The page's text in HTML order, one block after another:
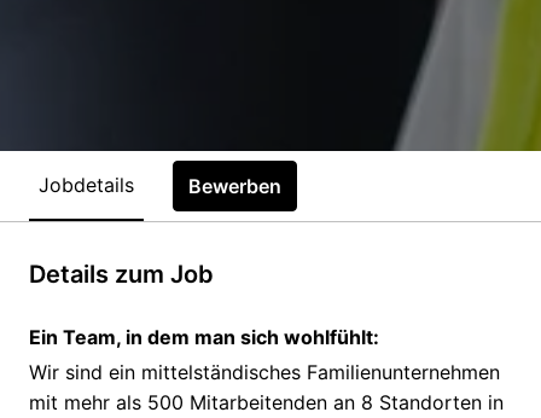
Jobdetails Bewerben
Details zum Job
Ein Team, in dem man sich wohlfühlt:
Wir sind ein mittelständisches Familienunternehmen
mit mehr als 500 Mitarbeitenden an 8 Standorten in